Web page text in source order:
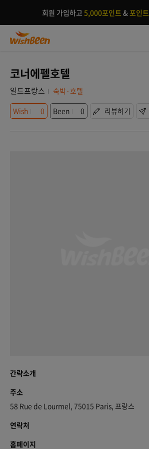
회원 가입하고 5,000포인트 &포인
코너에펠호텔
일드프랑스
숙박·호텔
Wish
0 Been 0 리뷰하기
간략소개
주소
58 Rue de Lourmel, 75015 Paris, 프랑스
연락처
홈페이지